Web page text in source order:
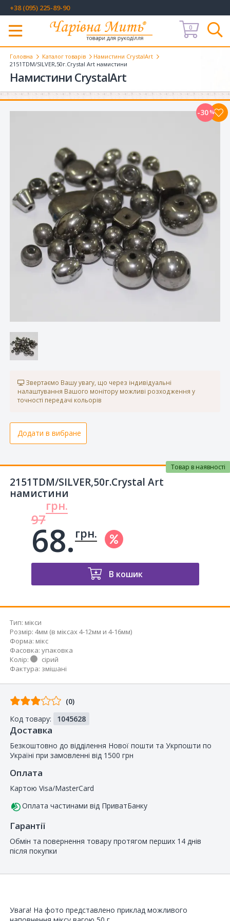
+38 (095) 225-89-90
Меню
0
Головна Каталог товарів
Намистини CrystalArt
2151TDM/SILVER,50г.Crystal Art намистини
Намистини CrystalArt
Звертаємо Вашу увагу, що через індивідуальні
налаштування Вашого монітору можливі розходження у
точності передачі кольорів
Додати в вибране
-30%
2151TDM/SILVER,50г.Crystal Art
намистини
Товар в наявності
97
грн.
68. грн.
В кошик
Тип: мікси
Розмір: 4мм (в міксах 4-12мм и 4-16мм)
Форма: мікс
Фасовка: упаковка
Колір:
сірий
Фактура: змішані
Відгуків
покупців
(0)
Код товару:
1045628
Доставка
Безкоштовно до відділення Нової пошти та Укрпошти по
Україні при замовленні від 1500 грн
Оплата
Картою Visa/MasterCard
Оплата частинами від ПриватБанку
Гарантії
Обмін та повернення товару протягом перших 14 днів
після покупки
Увага! На фото представлено приклад можливого